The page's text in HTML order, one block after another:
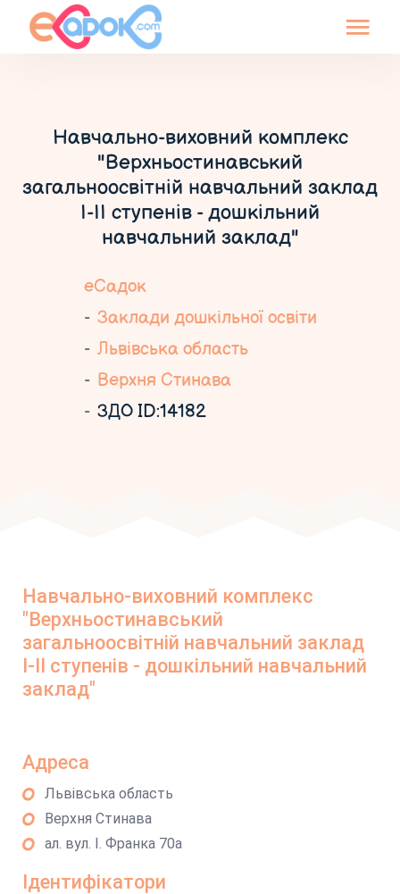
Навчально-виховний комплекс
"Верхньостинавський
загальноосвітній навчальний заклад
І-ІІ ступенів - дошкільний
навчальний заклад"
еСадок
Заклади дошкільної освіти
Львівська область
Верхня Стинава
ЗДО ID:14182
Навчально-виховний комплекс
"Верхньостинавський
загальноосвітній навчальний заклад
І-ІІ ступенів - дошкільний навчальний
заклад"
Адреса
Львівська область
Верхня Стинава
ал. вул. І. Франка 70а
Ідентифікатори